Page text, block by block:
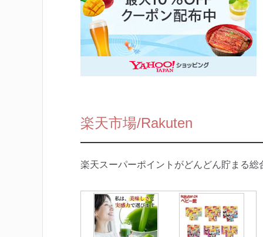
楽天市場/Rakuten
楽天スーパーポイントがどんどん貯まる総